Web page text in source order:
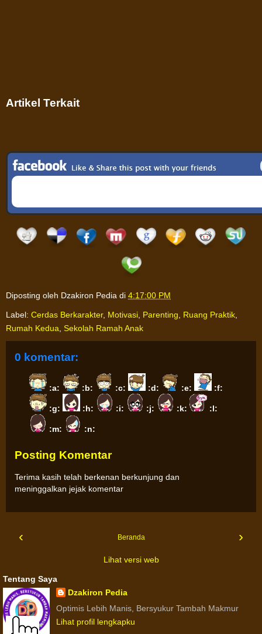
Artikel Terkait
Diposting oleh Dzakiron Pedia di 4:17:00 PM
Label: Cerdas Berkarakter, Motivasi Parenting Ruang Praktik
Rumah Kedua Sekolah Ramah Anak
0 komentar:
:a: :b: :c: :d: :e: :f:
:g: :h: :i: :j: :k: :l:
:m: :n:
Posting Komentar
Terima kasih telah berkenan berkunjung dan
meninggalkan jejak komentar
‹ ›
Beranda
Lihat versi web
Tentang Saya
Dzakiron Pedia
Optimis Lebih Manis, Bersyukur Tambah Makmur
Lihat profil lengkapku